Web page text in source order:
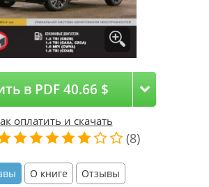
в PDF 40.66 $
оплатить и скачать
(8)
О книге
Отзывы